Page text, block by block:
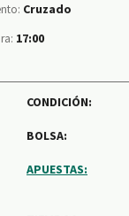
Cruzado
17:00
CONDICIÓN:
BOLSA:
APUESTAS: